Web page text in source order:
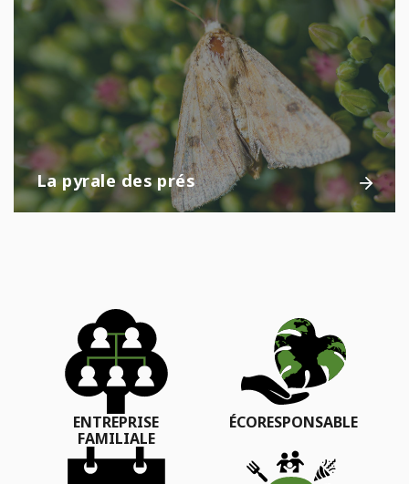
La pyrale des prés
ENTREPRISE
FAMILIALE
ÉCORESPONSABLE